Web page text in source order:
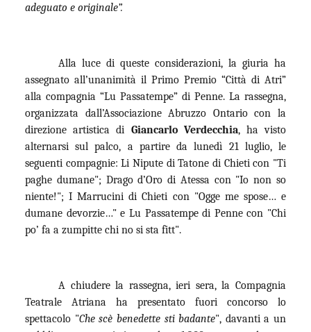
adeguato e originale”.
Alla luce di queste considerazioni, la giuria ha
assegnato all’unanimità il Primo Premio “Città di Atri”
alla compagnia “Lu Passatempe” di Penne. La rassegna,
organizzata dall’Associazione Abruzzo Ontario con la
direzione artistica di Giancarlo Verdecchia, ha visto
alternarsi sul palco, a partire da lunedì 21 luglio, le
seguenti compagnie: Li Nipute di Tatone di Chieti con "Ti
paghe dumane"; Drago d’Oro di Atessa con "Io non so
niente!"; I Marrucini di Chieti con "Ogge me spose… e
dumane devorzie…" e Lu Passatempe di Penne con "Chi
po’ fa a zumpitte chi no si sta fitt".
A chiudere la rassegna, ieri sera, la Compagnia
Teatrale Atriana ha presentato fuori concorso lo
spettacolo "Che scè benedette sti badante", davanti a un